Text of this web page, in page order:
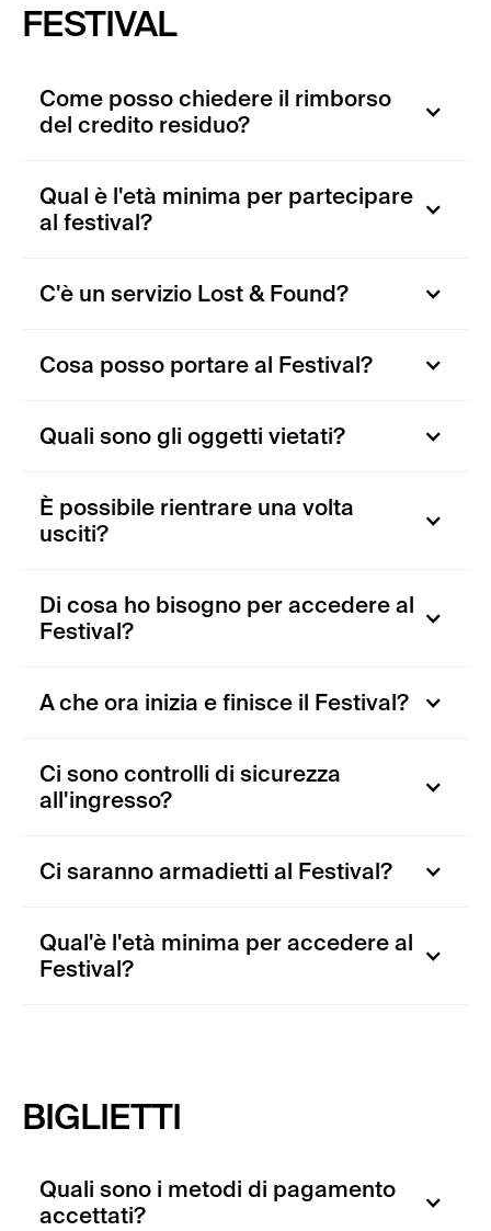
FESTIVAL
Come posso chiedere il rimborso
del credito residuo?
Qual è l'età minima per partecipare
al festival?
C'è un servizio Lost & Found?
Cosa posso portare al Festival?
Quali sono gli oggetti vietati?
È possibile rientrare una volta
usciti?
Di cosa ho bisogno per accedere al
Festival?
A che ora inizia e finisce il Festival?
Ci sono controlli di sicurezza
all'ingresso?
Ci saranno armadietti al Festival?
Qual'è l'età minima per accedere al
Festival?
BIGLIETTI
Quali sono i metodi di pagamento
accettati?